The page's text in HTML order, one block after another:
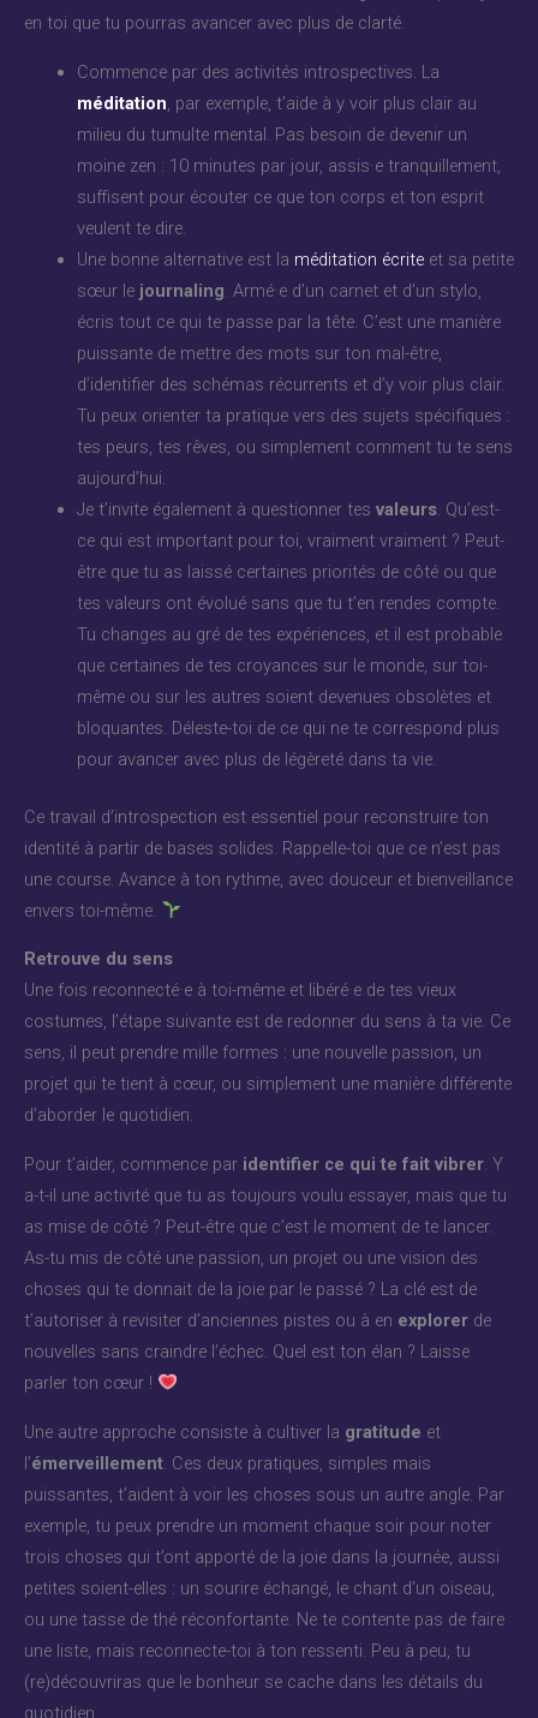
en toi que tu pourras avancer avec plus de clarté.
Commence par des activités introspectives. La
méditation, par exemple, t’aide à y voir plus clair au
milieu du tumulte mental. Pas besoin de devenir un
moine zen : 10 minutes par jour, assis·e tranquillement,
suffisent pour écouter ce que ton corps et ton esprit
veulent te dire.
Une bonne alternative est la méditation écriteet sa petite
sœur le journaling. Armé·e d’un carnet et d’un stylo,
écris tout ce qui te passe par la tête. C’est une manière
puissante de mettre des mots sur ton mal-être,
d’identifier des schémas récurrents et d’y voir plus clair.
Tu peux orienter ta pratique vers des sujets spécifiques :
tes peurs, tes rêves, ou simplement comment tu te sens
aujourd’hui.
Je t’invite également à questionner tes valeurs. Qu’est-
ce qui est important pour toi, vraiment vraiment ? Peut-
être que tu as laissé certaines priorités de côté ou que
tes valeurs ont évolué sans que tu t’en rendes compte.
Tu changes au gré de tes expériences, et il est probable
que certaines de tes croyances sur le monde, sur toi-
même ou sur les autres soient devenues obsolètes et
bloquantes. Déleste-toi de ce qui ne te correspond plus
pour avancer avec plus de légèreté dans ta vie.
Ce travail d’introspection est essentiel pour reconstruire ton
identité à partir de bases solides. Rappelle-toi que ce n’est pas
une course. Avance à ton rythme, avec douceur et bienveillance
envers toi-même.
Retrouve du sens
Une fois reconnecté·e à toi-même et libéré·e de tes vieux
costumes, l’étape suivante est de redonner du sens à ta vie. Ce
sens, il peut prendre mille formes : une nouvelle passion, un
projet qui te tient à cœur, ou simplement une manière différente
d’aborder le quotidien.
Pour t’aider, commence par identifier ce qui te fait vibrer. Y
a-t-il une activité que tu as toujours voulu essayer, mais que tu
as mise de côté ? Peut-être que c’est le moment de te lancer.
As-tu mis de côté une passion, un projet ou une vision des
choses qui te donnait de la joie par le passé ? La clé est de
t’autoriser à revisiter d’anciennes pistes ou à en explorer de
nouvelles sans craindre l’échec. Quel est ton élan ? Laisse
parler ton cœur !
Une autre approche consiste à cultiver la gratitude et
l’émerveillement . Ces deux pratiques, simples mais
puissantes, t’aident à voir les choses sous un autre angle. Par
exemple, tu peux prendre un moment chaque soir pour noter
trois choses qui t’ont apporté de la joie dans la journée, aussi
petites soient-elles : un sourire échangé, le chant d’un oiseau,
ou une tasse de thé réconfortante. Ne te contente pas de faire
une liste, mais reconnecte-toi à ton ressenti. Peu à peu, tu
(re)découvriras que le bonheur se cache dans les détails du
quotidien.